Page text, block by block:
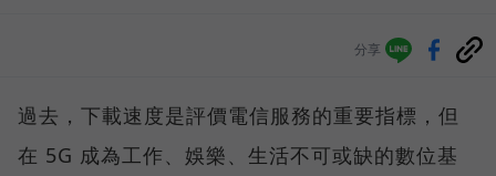
分享
過去，下載速度是評價電信服務的重要指標，但
在 5G 成為工作、娛樂、生活不可或缺的數位基